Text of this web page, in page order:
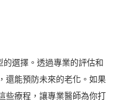
選擇。透過專業的評估和
還能預防未來的老化。如果
療程，讓專業醫師為你打